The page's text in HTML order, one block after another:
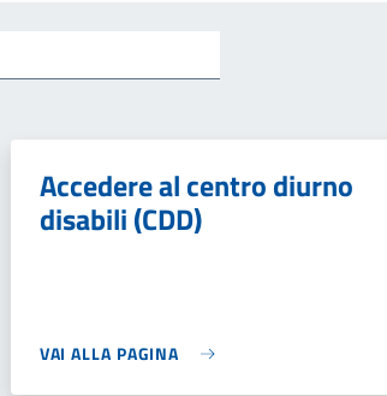
Accedere al centro diurno
disabili (CDD)
VAI ALLA PAGINA